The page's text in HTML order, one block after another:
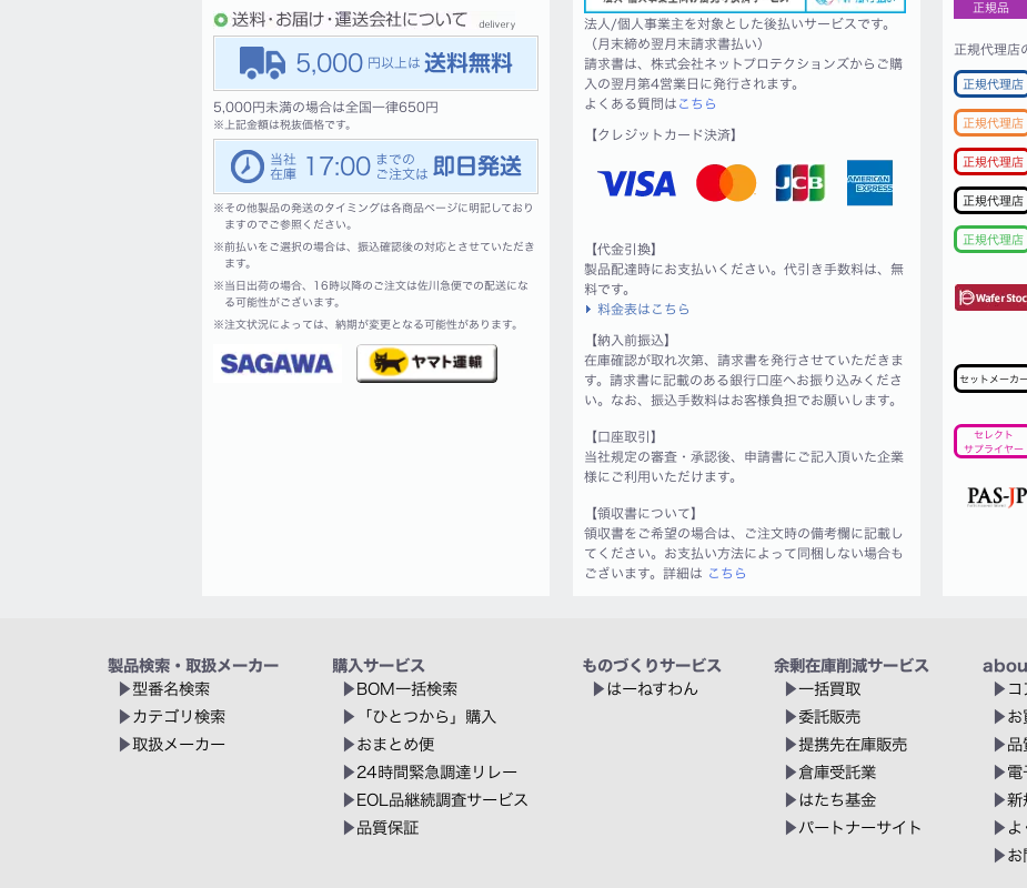
5,000
5,000円未満の場合は全国一律650円
※ 上記金額は税抜価格です。
17:00
※その他製品の発送のタイミングは各商品ページに明記しており
ますのでご参照ください。
※前払いをご選択の場合は、振込確認後の対応とさせていただき
ます。
※ 当日出荷の場合、16時以降のご注文は佐川急便での配送にな
る可能性がございます。
※注文状況によっては、納期が変更となる可能性があります。
法人/個人事業主を対象とした後払いサービスです。
（月末締め翌月末請求書払い）
請求書は、株式会社ネットプロテクションズからご購
入の翌月第4営業日に発行されます。
よくある質問は こちら
【クレジットカード決済】
【代金引換】
製品配達時にお支払いください。代引き手数料は、無
料です。
料金表はこちら
【納入前振込】
在庫確認が取れ次第、請求書を発行させていただきま
す。請求書に記載のある銀行口座へお振り込みくださ
い。なお、振込手数料はお客様負担でお願いします。
【口座取引】
当社規定の審査・承認後、申請書にご記入頂いた企業
様にご利用いただけます。
【領収書について】
領収書をご希望の場合は、ご注文時の備考欄に記載し
てください。お支払い方法によって同梱しない場合も
ございます。詳細は こちら
正規品
正規代理店
正規代理店
正規代理店
正規代理店
正規代理店
正規代理店
セットメーカ
セレクト
サプライヤー
製品検索・取扱メーカー
型番名検索
カテゴリ検索
取扱メーカー
購入サービス
BOM一括検索
「ひとつから」購入
おまとめ便
24時間緊急調達リレー
EOL品継続調査サービス
品質保証
ものづくりサービス
はーねすわん
余剰在庫削減サービス
一括買取
委託販売
提携先在庫販売
倉庫受託業
はたち基金
パートナーサイト
お
品
電
新
よ
お